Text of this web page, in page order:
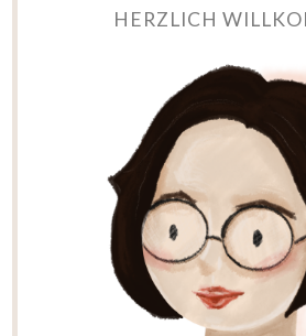
HERZLICH